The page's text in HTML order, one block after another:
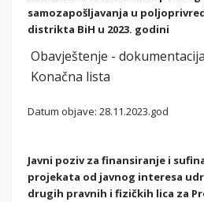
samozapošljavanja u
distrikta BiH u 2023. godini
Obavještenje - dokumentacija
Konačna lista
Datum objave: 28.11.2023.god
Javni poziv za finansiranje i
projekata od javnog interesa
drugih pravnih i fizičkih lica za